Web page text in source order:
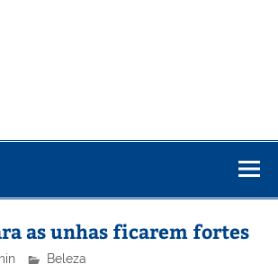
as unhas ficarem fortes
Beleza